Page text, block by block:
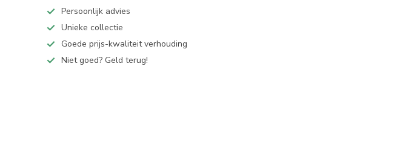
Persoonlijk advies
Unieke collectie
Goede prijs-kwaliteit verhouding
Niet goed? Geld terug!